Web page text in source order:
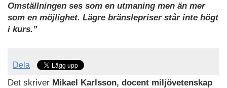
Omställningen ses som en utmaning men än mer
som en möjlighet. Lägre bränslepriser står inte högt
i kurs.”
Dela
Det skriver Mikael Karlsson, docent miljövetenskap